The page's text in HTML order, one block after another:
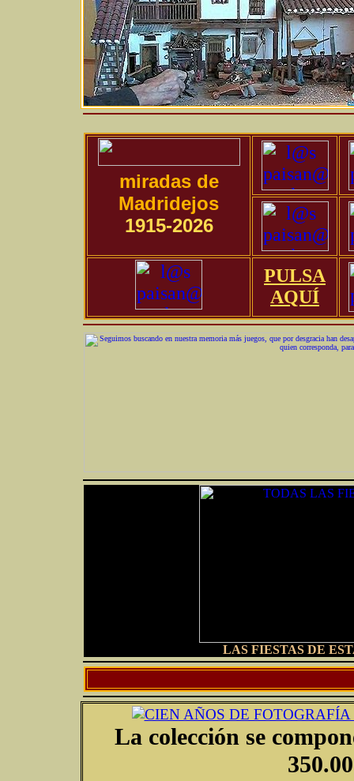
miradas de
Madridejos
1915-2026
PULSA
AQUÍ
LAS FIESTAS DE
La colección se